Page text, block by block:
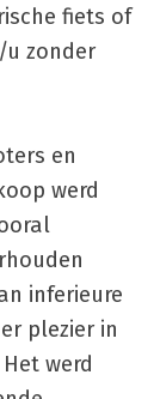
fiets of
zonder
en
werd
inferieure
plezier in
werd